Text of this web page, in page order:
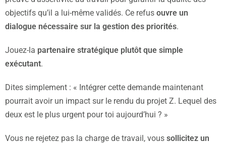
objectifs qu’il a lui-même validés. Ce refus ouvre un
dialogue nécessaire sur la gestion des priorités.
Jouez-la partenaire stratégique plutôt que simple
exécutant.
Dites simplement : « Intégrer cette demande maintenant
pourrait avoir un impact sur le rendu du projet Z. Lequel des
deux est le plus urgent pour toi aujourd’hui ? »
Vous ne rejetez pas la charge de travail, vous sollicitez un